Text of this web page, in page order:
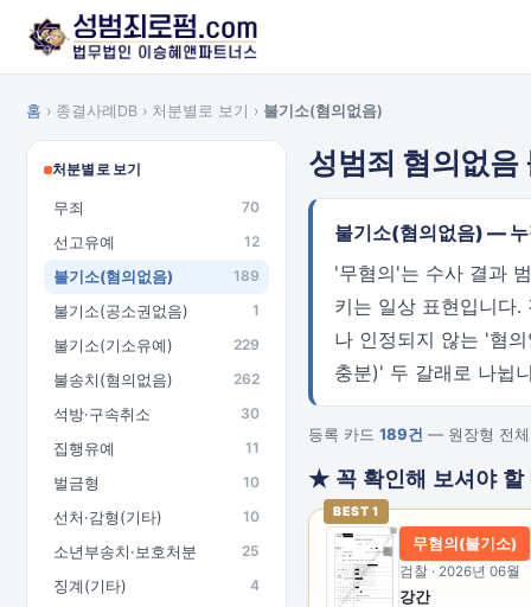
홈 › 종결사례DB › 처분별로 보기 › 불기소(혐의없음)
처분별로 보기
무죄 70
선고유예 12
불기소(혐의없음) 189
불기소(공소권없음) 1
불기소(기소유예) 229
불송치(혐의없음) 262
석방·구속취소 30
집행유예 11
벌금형 10
선처·감형(기타) 10
소년부송치·보호처분 25
징계(기타) 4
성범죄 혐의없음
불기소(혐의없음) —
'무혐의'는 수사 결과
키는 일상 표현입니다
나 인정되지 않는 '혐
충분)' 두 갈래로 나뉩
등록 카드 189건 — 원장형 전체
★ 꼭 확인해 보셔야 할
BEST 1
무혐의(불기소)
검찰 · 2026년 06월
강간